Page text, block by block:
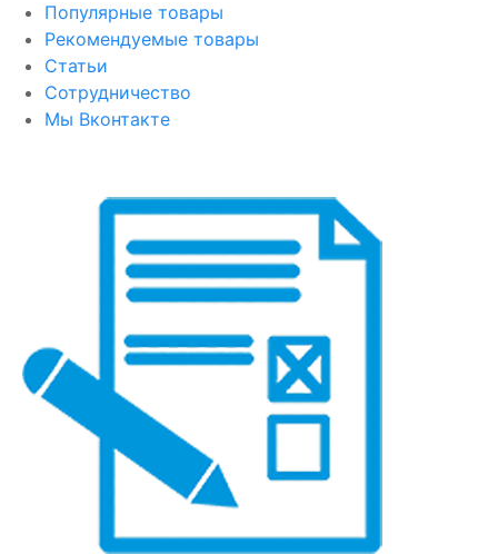
Популярные товары
Рекомендуемые товары
Статьи
Сотрудничество
Мы Вконтакте